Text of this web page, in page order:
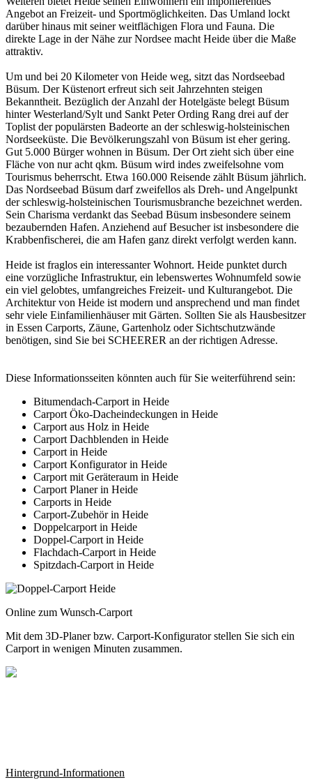
Angebot an Freizeit- und Sportmöglichkeiten. Das Umland lockt
darüber hinaus mit seiner weitflächigen Flora und Fauna. Die
direkte Lage in der Nähe zur Nordsee macht Heide über die Maße
attraktiv.
Um und bei 20 Kilometer von Heide weg, sitzt das Nordseebad
Büsum. Der Küstenort erfreut sich seit Jahrzehnten steigen
Bekanntheit. Bezüglich der Anzahl der Hotelgäste belegt Büsum
hinter Westerland/Sylt und Sankt Peter Ording Rang drei auf der
Toplist der populärsten Badeorte an der schleswig-holsteinischen
Nordseeküste. Die Bevölkerungszahl von Büsum ist eher gering.
Gut 5.000 Bürger wohnen in Büsum. Der Ort zieht sich über eine
Fläche von nur acht qkm. Büsum wird indes zweifelsohne vom
Tourismus beherrscht. Etwa 160.000 Reisende zählt Büsum jährlich.
Das Nordseebad Büsum darf zweifellos als Dreh- und Angelpunkt
der schleswig-holsteinischen Tourismusbranche bezeichnet werden.
Sein Charisma verdankt das Seebad Büsum insbesondere seinem
bezaubernden Hafen. Anziehend auf Besucher ist insbesondere die
Krabbenfischerei, die am Hafen ganz direkt verfolgt werden kann.
Heide ist fraglos ein interessanter Wohnort. Heide punktet durch
eine vorzügliche Infrastruktur, ein lebenswertes Wohnumfeld sowie
ein viel gelobtes, umfangreiches Freizeit- und Kulturangebot. Die
Architektur von Heide ist modern und ansprechend und man findet
sehr viele Einfamilienhäuser mit Gärten. Sollten Sie als Hausbesitzer
in Essen Carports, Zäune, Gartenholz oder Sichtschutzwände
benötigen, sind Sie bei SCHEERER an der richtigen Adresse.
Diese Informationsseiten könnten auch für Sie weiterführend sein:
Bitumendach-Carport in Heide
Carport Öko-Dacheindeckungen in Heide
Carport aus Holz in Heide
Carport Dachblenden in Heide
Carport in Heide
Carport Konfigurator in Heide
Carport mit Geräteraum in Heide
Carport Planer in Heide
Carports in Heide
Carport-Zubehör in Heide
Doppelcarport in Heide
Doppel-Carport in Heide
Flachdach-Carport in Heide
Spitzdach-Carport in Heide
Online zum Wunsch-Carport
Mit dem 3D-Planerbzw. Carport-Konfiguratorstellen Sie sich ein
Carport in wenigen Minuten zusammen.
Hintergrund-Informationen